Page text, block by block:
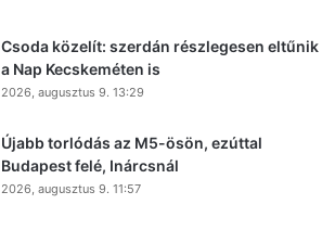
Csoda közelít: szerdán részlegesen eltűnik
a Nap Kecskeméten is
2026, augusztus 9. 13:29
Újabb torlódás az M5-ösön, ezúttal
Budapest felé, Inárcsnál
2026, augusztus 9. 11:57